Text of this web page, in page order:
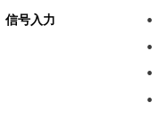
信号入力